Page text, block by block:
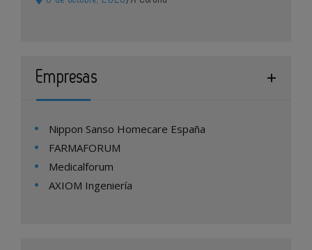
Empresas
Nippon Sanso Homecare España
FARMAFORUM
Medicalforum
AXIOM Ingeniería